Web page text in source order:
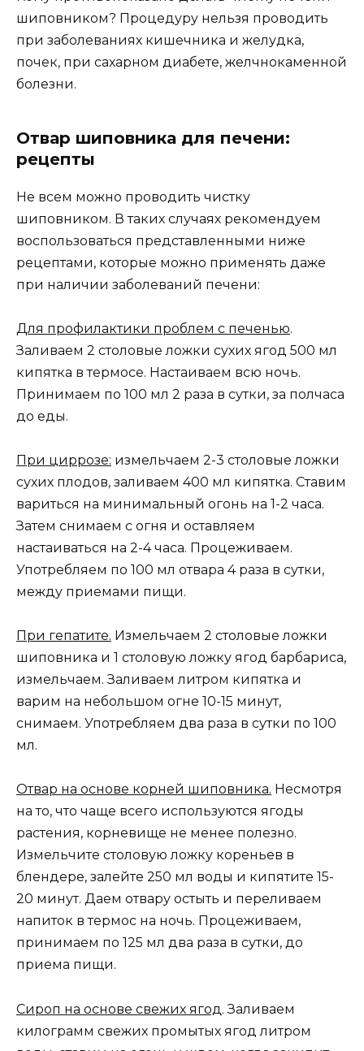
шиповником? Процедуру нельзя проводить
при заболеваниях кишечника и желудка,
почек, при сахарном диабете, желчнокаменной
болезни.
Отвар шиповника для печени:
рецепты
Не всем можно проводить чистку
шиповником. В таких случаях рекомендуем
воспользоваться представленными ниже
рецептами, которые можно применять даже
при наличии заболеваний печени:
Для профилактики проблем с печенью.
Заливаем 2 столовые ложки сухих ягод 500 мл
кипятка в термосе. Настаиваем всю ночь.
Принимаем по 100 мл 2 раза в сутки, за полчаса
до еды.
При циррозе: измельчаем 2-3 столовые ложки
сухих плодов, заливаем 400 мл кипятка. Ставим
вариться на минимальный огонь на 1-2 часа.
Затем снимаем с огня и оставляем
настаиваться на 2-4 часа. Процеживаем.
Употребляем по 100 мл отвара 4 раза в сутки,
между приемами пищи.
При гепатите. Измельчаем 2 столовые ложки
шиповника и 1 столовую ложку ягод барбариса,
измельчаем. Заливаем литром кипятка и
варим на небольшом огне 10-15 минут,
снимаем. Употребляем два раза в сутки по 100
мл.
Отвар на основе корней шиповника. Несмотря
на то, что чаще всего используются ягоды
растения, корневище не менее полезно.
Измельчите столовую ложку кореньев в
блендере, залейте 250 мл воды и кипятите 15-
20 минут. Даем отвару остыть и переливаем
напиток в термос на ночь. Процеживаем,
принимаем по 125 мл два раза в сутки, до
приема пищи.
Сироп на основе свежих ягод . Заливаем
килограмм свежих промытых ягод литром